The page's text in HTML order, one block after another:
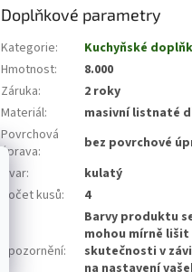
Doplňkové parametry
Kategorie:
Kuchyňské
Hmotnost:
8.000
Záruka:
2 roky
Materiál:
masivní listnaté
Povrchová
úprava:
bez povrchové
Tvar:
kulatý
Počet kusů: 4
Upozornění:
Barvy produktu
mohou mírně lišit
skutečnosti v
na nastavení